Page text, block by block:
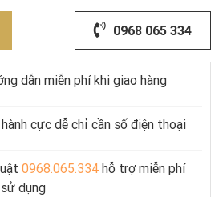
0968 065 334
dẫn miễn phí khi giao hàng
cực dễ chỉ cần số điện thoại
0968.065.334 hỗ trợ miễn phí
dụng